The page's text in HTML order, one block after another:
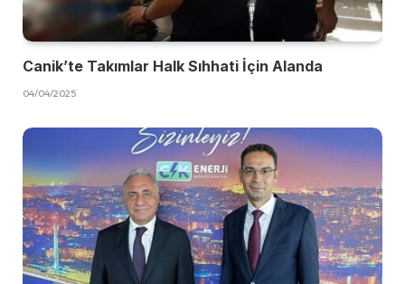
Canik’te Takımlar Halk Sıhhati İçin Alanda
04/04/2025